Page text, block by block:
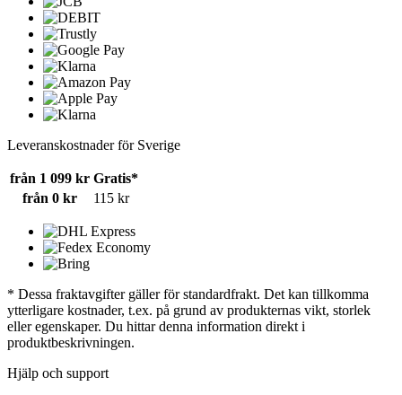
Leveranskostnader för Sverige
från 1 099 kr Gratis*
från 0 kr
115 kr
* Dessa fraktavgifter gäller för standardfrakt. Det kan tillkomma
ytterligare kostnader, t.ex. på grund av produkternas vikt, storlek
eller egenskaper. Du hittar denna information direkt i
produktbeskrivningen.
Hjälp och support